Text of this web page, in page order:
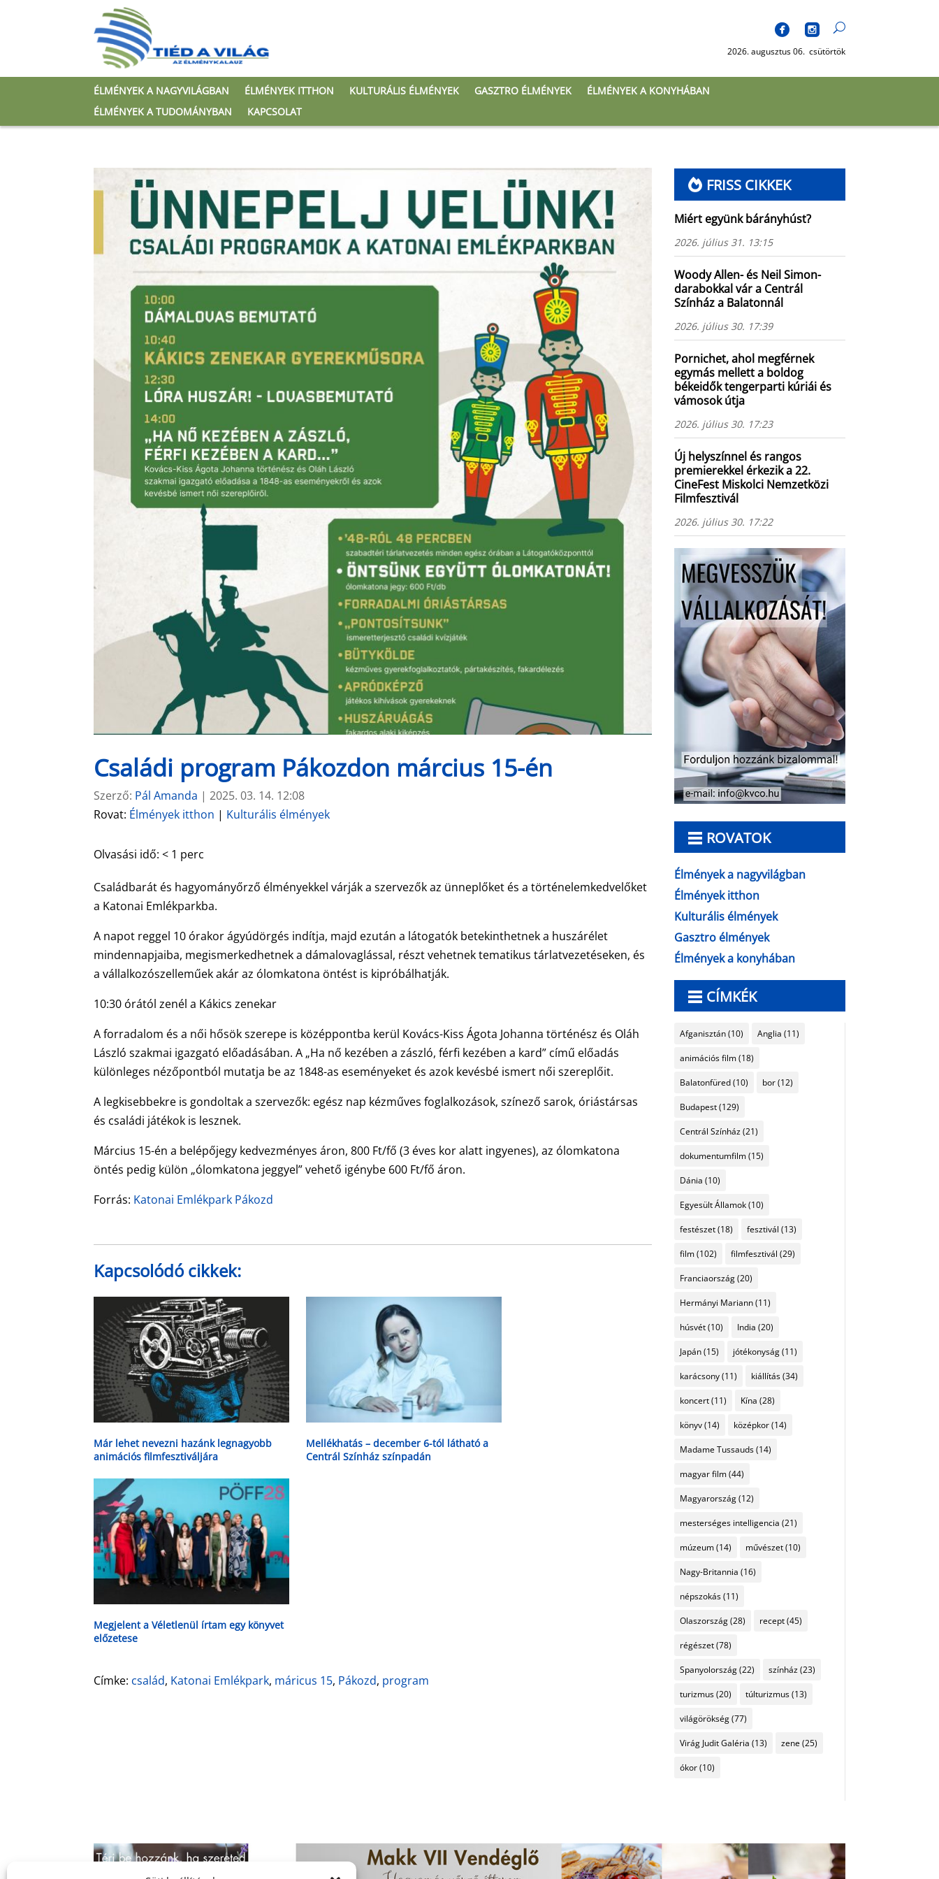
2026. augusztus 06. csütörtök
ÉLMÉNYEK A NAGYVILÁGBAN ÉLMÉNYEK ITTHON KULTURÁLIS ÉLMÉNYEK GASZTRO ÉLMÉNYEK
ÉLMÉNYEK A KONYHÁBAN
ÉLMÉNYEK A TUDOMÁNYBAN
KAPCSOLAT
Családi program Pákozdon március 15-én
Szerző: Pál Amanda |2025. 03. 14. 12:08
Rovat: Élmények itthon | Kulturális élmények
Olvasási idő:< 1 perc
Családbarát és hagyományőrző élményekkel várják a szervezők az ünneplőket és a történelemkedvelőket
a Katonai Emlékparkba.
A napot reggel 10 órakor ágyúdörgés indítja, majd ezután a látogatók betekinthetnek a huszárélet
mindennapjaiba, megismerkedhetnek a dámalovaglással, részt vehetnek tematikus tárlatvezetéseken, és
a vállalkozószelleműek akár az ólomkatona öntést is kipróbálhatják.
10:30 órától zenél a Kákics zenekar
A forradalom és a női hősök szerepe is középpontba kerül Kovács-Kiss Ágota Johanna történész és Oláh
László szakmai igazgató előadásában. A „Ha nő kezében a zászló, férfi kezében a kard” című előadás
különleges nézőpontból mutatja be az 1848-as eseményeket és azok kevésbé ismert női szereplőit.
A legkisebbekre is gondoltak a szervezők: egész nap kézműves foglalkozások, színező sarok, óriástársas
és családi játékok is lesznek.
Március 15-én a belépőjegy kedvezményes áron, 800 Ft/fő (3 éves kor alatt ingyenes), az ólomkatona
öntés pedig külön „ólomkatona jeggyel” vehető igénybe 600 Ft/fő áron.
Forrás: Katonai Emlékpark Pákozd
Kapcsolódó cikkek:
Már lehet nevezni hazánk legnagyobb
animációs filmfesztiváljára
Mellékhatás – december 6-tól látható a
Centrál Színház színpadán
Megjelent a Véletlenül írtam egy könyvet
előzetese
Címke: család, Katonai Emlékpark, máricus 15, Pákozd, program
FRISS CIKKEK
Miért együnk bárányhúst?
2026. július 31. 13:15
Woody Allen- és Neil Simon-
darabokkal vár a Centrál
Színház a Balatonnál
2026. július 30. 17:39
Pornichet, ahol megférnek
egymás mellett a boldog
békeidők tengerparti kúriái és
vámosok útja
2026. július 30. 17:23
Új helyszínnel és rangos
premierekkel érkezik a 22.
CineFest Miskolci Nemzetközi
Filmfesztivál
2026. július 30. 17:22
ROVATOK
Élmények a nagyvilágban
Élmények itthon
Kulturális élmények
Gasztro élmények
Élmények a konyhában
CÍMKÉK
Afganisztán(10) Anglia (11)
animációs film(18)
Balatonfüred(10) bor(12)
Budapest(129)
Centrál Színház(21)
dokumentumfilm(15)
Dánia (10)
Egyesült Államok(10)
festészet(18) fesztivál (13)
film(102) filmfesztivál (29)
Franciaország(20)
Hermányi Mariann(11)
húsvét(10) India (20)
Japán(15) jótékonyság(11)
karácsony(11) kiállítás(34)
koncert(11) Kína (28)
könyv(14) középkor(14)
Madame Tussauds(14)
magyar film(44)
Magyarország(12)
mesterséges intelligencia (21)
múzeum(14) művészet(10)
Nagy-Britannia (16)
népszokás(11)
Olaszország(28) recept(45)
régészet(78)
Spanyolország(22) színház(23)
turizmus(20) túlturizmus(13)
világörökség(77)
Virág Judit Galéria (13) zene (25)
ókor(10)